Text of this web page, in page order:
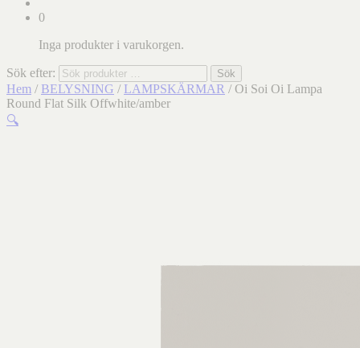
0
Inga produkter i varukorgen.
Sök efter: Sök
Hem / BELYSNING / LAMPSKÄRMAR / Oi Soi Oi Lampa
Round Flat Silk Offwhite/amber
🔍